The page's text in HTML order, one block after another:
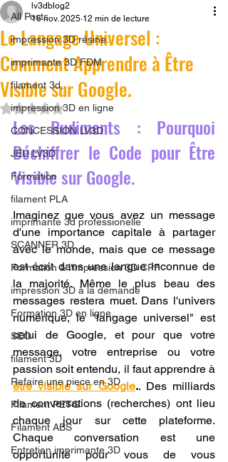
All Posts
impression 3D résine.
imprimante 3D FDM
filament 3d,
impression 3D en ligne
CONCESSION LV3D
JEU LV3D
Formation
filament PLA
imprimante 3d professionelle
SCANNER 3D
Formation à l'impression 3D CPF
impression 3D à la demande
Formation 3D en ligne.
SEO
filament 3D
Refaire une piece en 3D
Filament PETG
Filament ABS
Entretien imprimante 3D
Le Langage Universel :
Comment Apprendre à Être
Visible sur Google.
lv3dblog2
16 nov. 2025 12 min de lecture
Noté NaN étoiles sur 5.
Les Rudiments : Pourquoi
Déchiffrer le Code pour Être
Visible sur Google.
Imaginez que vous avez un message
d'une importance capitale à partager
avec le monde, mais que ce message
est écrit dans une langue inconnue de
la majorité. Même le plus beau des
messages restera muet. Dans l'univers
numérique, le "langage universel" est
celui de Google, et pour que votre
message, votre entreprise ou votre
être visible sur Google.. Des milliards
de conversations (recherches) ont lieu
chaque jour sur cette plateforme.
Chaque conversation est une
opportunité pour vous de vous